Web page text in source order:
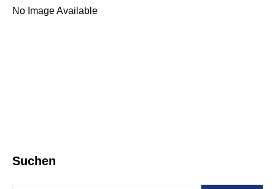
No Image Available
Suchen